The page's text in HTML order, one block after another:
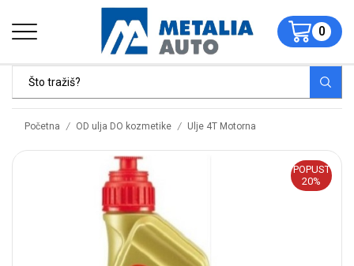
0
Početna / OD ulja DO kozmetike / Ulje 4T Motorna
POPUST
20%